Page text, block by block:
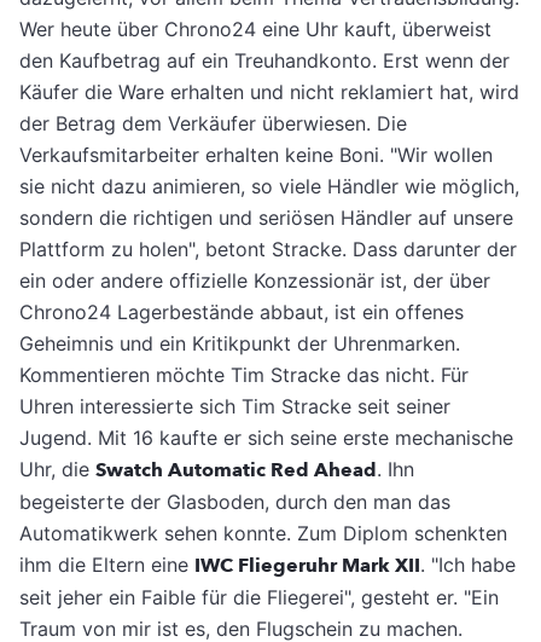
Wer heute über Chrono24 eine Uhr kauft, überweist
den Kaufbetrag auf ein Treuhandkonto. Erst wenn der
Käufer die Ware erhalten und nicht reklamiert hat, wird
der Betrag dem Verkäufer überwiesen. Die
Verkaufsmitarbeiter erhalten keine Boni. "Wir wollen
sie nicht dazu animieren, so viele Händler wie möglich,
sondern die richtigen und seriösen Händler auf unsere
Plattform zu holen", betont Stracke. Dass darunter der
ein oder andere offizielle Konzessionär ist, der über
Chrono24 Lagerbestände abbaut, ist ein offenes
Geheimnis und ein Kritikpunkt der Uhrenmarken.
Kommentieren möchte Tim Stracke das nicht. Für
Uhren interessierte sich Tim Stracke seit seiner
Jugend. Mit 16 kaufte er sich seine erste mechanische
Uhr, die Swatch Automatic Red Ahead. Ihn
begeisterte der Glasboden, durch den man das
Automatikwerk sehen konnte. Zum Diplom schenkten
ihm die Eltern eine IWC Fliegeruhr Mark XII. "Ich habe
seit jeher ein Faible für die Fliegerei", gesteht er. "Ein
Traum von mir ist es, den Flugschein zu machen.